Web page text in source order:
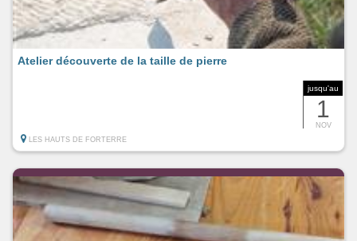
jusqu'au
1
NOV
Atelier découverte de la taille de pierre
LES HAUTS DE FORTERRE